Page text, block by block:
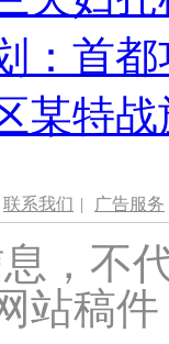
：首
某特
联系我们 | 广告服务
，不
站稿